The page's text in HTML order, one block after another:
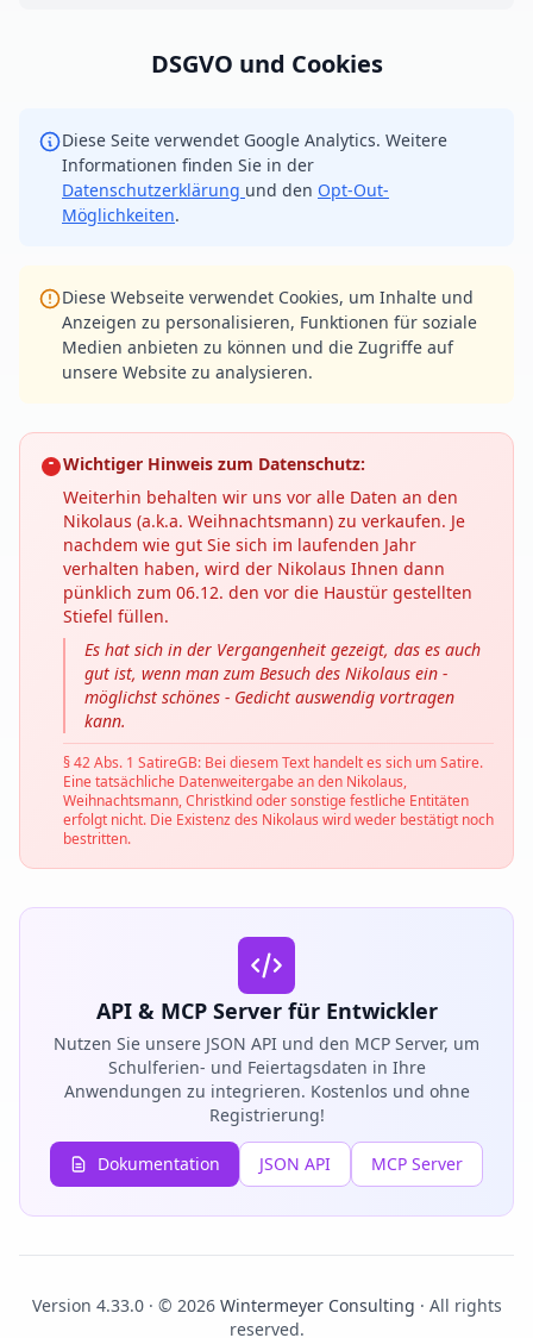
DSGVO und Cookies
Diese Seite verwendet Google Analytics. Weitere
Informationen finden Sie in der
Datenschutzerklärung und den Opt-Out-
Möglichkeiten.
Diese Webseite verwendet Cookies, um Inhalte und
Anzeigen zu personalisieren, Funktionen für soziale
Medien anbieten zu können und die Zugriffe auf
unsere Website zu analysieren.
Wichtiger Hinweis zum Datenschutz:
Weiterhin behalten wir uns vor alle Daten an den
Nikolaus (a.k.a. Weihnachtsmann) zu verkaufen. Je
nachdem wie gut Sie sich im laufenden Jahr
verhalten haben, wird der Nikolaus Ihnen dann
pünklich zum 06.12. den vor die Haustür gestellten
Stiefel füllen.
Es hat sich in der Vergangenheit gezeigt, das es auch
gut ist, wenn man zum Besuch des Nikolaus ein -
möglichst schönes - Gedicht auswendig vortragen
kann.
§ 42 Abs. 1 SatireGB: Bei diesem Text handelt es sich um Satire.
Eine tatsächliche Datenweitergabe an den Nikolaus,
Weihnachtsmann, Christkind oder sonstige festliche Entitäten
erfolgt nicht. Die Existenz des Nikolaus wird weder bestätigt noch
bestritten.
API & MCP Server für Entwickler
Nutzen Sie unsere JSON API und den MCP Server, um
Schulferien- und Feiertagsdaten in Ihre
Anwendungen zu integrieren. Kostenlos und ohne
Registrierung!
Dokumentation JSON API MCP Server
Version 4.33.0 · © 2026 Wintermeyer Consulting · All rights
reserved.